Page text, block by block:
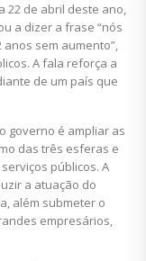
22 de abril deste ano,
a dizer a frase “nós
sem aumento”,
A fala reforça a
de um país que
governo é ampliar as
das três esferas e
públicos. A
a atuação do
além submeter o
empresários,